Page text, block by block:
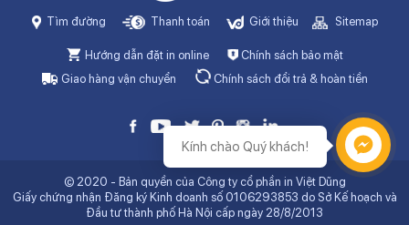
Tìm đường Thanh toán Giới thiệu Sitemap
Hướng dẫn đặt in online
Chính sách bảo mật
Giao hàng vận chuyển
Chính sách đổi trả & hoàn tiền
© 2020 - Bản quyền của Công ty cổ phần in Việt Dũng
Giấy chứng nhận Đăng ký Kinh doanh số 0106293853 do Sở Kế hoạch và
Đầu tư thành phố Hà Nội cấp ngày 28/8/2013
Hỗ trợ
Kính chào Quý khách!